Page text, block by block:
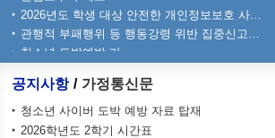
청소년 도박예방 카드뉴스
관행적 부패행위 등 행동강령 위반 집중신고기간 운영
2026년도 학생 대상 안전한 개인정보보호 사례 공모전
공지사항
청소년 사이버 도박 예방 자료 탑재
2026학년도 2학기 시간표
가정통신문